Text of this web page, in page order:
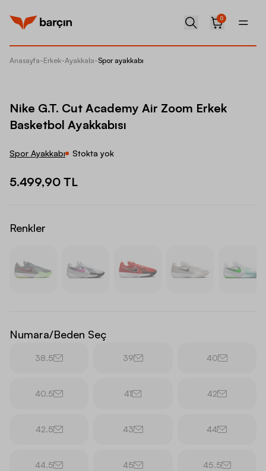
0
Anasayfa-Erkek-Ayakkabı-Spor ayakkabı
Nike G.T. Cut Academy Air Zoom Erkek
Basketbol Ayakkabısı
Spor Ayakkabı Stokta yok
5.499,90 TL
Renkler
Numara/Beden Seç
38.5 39 40
40.5 41 42
42.5 43 44
44.5 45 45.5